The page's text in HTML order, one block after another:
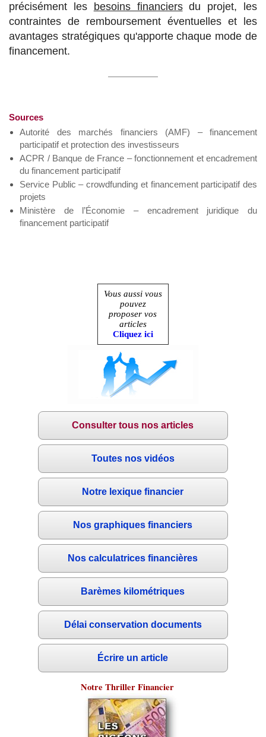
précisément les
besoins financiersdu projet, les
contraintes de remboursement éventuelles et les
avantages stratégiques qu'apporte chaque mode de
financement.
Sources
Autorité des marchés financiers (AMF) – financement
participatif et protection des investisseurs
ACPR / Banque de France – fonctionnement et encadrement
du financement participatif
Service Public – crowdfunding et financement participatif des
projets
Ministère de l’Économie – encadrement juridique du
financement participatif
Vous aussi vous
pouvez
proposer vos
articles
Cliquez ici
Consulter tous nos articles
Toutes nos vidéos
Notre lexique financier
Nos graphiques financiers
Nos calculatrices financières
Barèmes kilométriques
Délai conservation documents
Écrire un article
Notre Thriller Financier